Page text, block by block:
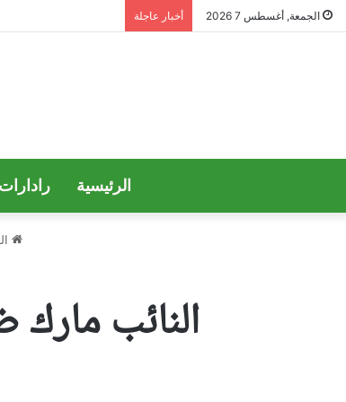
الجمعة, أغسطس 7 2026 أخبار عاجلة
الرئيسية رادارات
النائب